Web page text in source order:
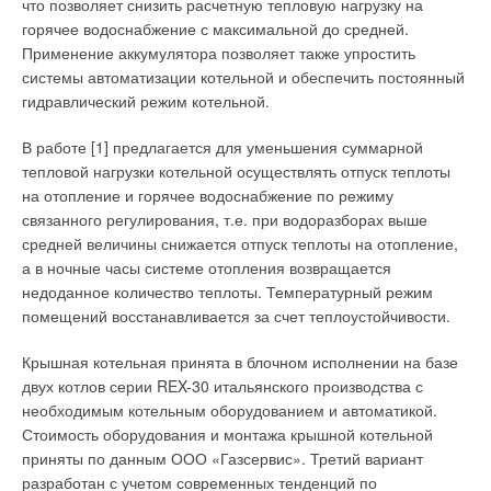
что позволяет снизить расчетную тепловую нагрузку на
горячее водоснабжение с максимальной до средней.
Применение аккумулятора позволяет также упростить
системы автоматизации котельной и обеспечить постоянный
гидравлический режим котельной.
В работе [1] предлагается для уменьшения суммарной
тепловой нагрузки котельной осуществлять отпуск теплоты
на отопление и горячее водоснабжение по режиму
связанного регулирования, т.е. при водоразборах выше
средней величины снижается отпуск теплоты на отопление,
а в ночные часы системе отопления возвращается
недоданное количество теплоты. Температурный режим
помещений восстанавливается за счет теплоустойчивости.
Крышная котельная принята в блочном исполнении на базе
двух котлов серии REX-30 итальянского производства с
необходимым котельным оборудованием и автоматикой.
Стоимость оборудования и монтажа крышной котельной
приняты по данным ООО «Газсервис». Третий вариант
разработан с учетом современных тенденций по
Mitsubishi Heavy Industries, Ltd., провела дополнительные
испытания, обобщила опыт эксплуатации ВТН в различных
странах Северной Европы, сделала некоторые доработки и с
нынешнего года начнет поставлять усовершенствованные
тепловые насосы на российский рынок.
Системы ВТН производства MHI будут поставляться под
торговой маркой HM-Hydrolution. Модельный ряд состоит из
трех инверторных наружных блоков (FDCW71, 100, 140VNX)
номинальной теплопроизводительностью 8,9 и 16,5 кВт,
соответственно, двух внутренних блоков (HMA100V,
HMS140V) и трех типов баков-аккумуляторов (НТ30, MT300 и
MT500), вместимостью 30, 300 и 500 л, соответственно.
внутренними HMA100V, при этом внутренние блоки уже
имеют встроенный бак-аккумулятор объемом 270 л.
Наружный блок FDCW140 комбинируется с внутренним
HMS140V, который не имеет встроенного бака-аккумулятора
и может быть дополнен одним из трех типов баков в
Щадящие технологии
В случае уже отремонтированного, оборудованного и
эксплуатируемого офиса без вентиляции щадящая
технология по организации воздухообмена выглядит
следующим образом. В уже стоящие рамы устанавливаются
оконные клапаны. Для окон из ПВХ или дерева эта операция
занимает около часа времени на один клапан. Если есть
возможность на время снять створку окна, часть работы
может проходить за пределами рабочих помещений
(коридор, лестничная клетка).
Ремонт может проводиться и в зимнее время, при этом
оконный проем закрывается пленкой. При невозможности
установки оконных клапанов могут быть смонтированы
стеновые клапаны. В этом случае шума и трудозатрат станет
больше. Второй этап — организация удаления воздуха из
рабочих помещений. В каждом случае решение может быть
индивидуальное. Если в здании сохранились вытяжные
каналы в санузлах, можно использовать их, установив на